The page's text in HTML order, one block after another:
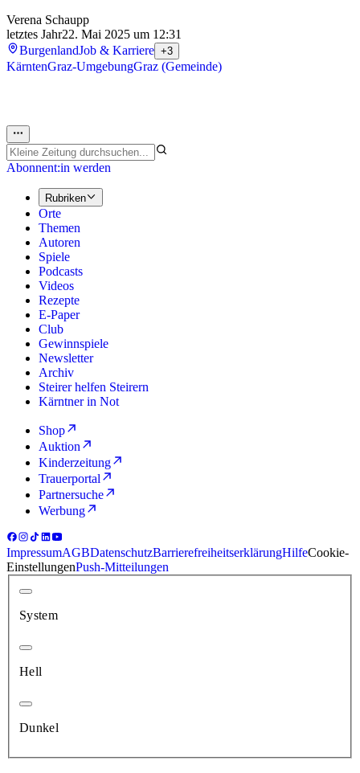
Verena Schaupp
letztes Jahr22. Mai 2025 um 12:31
BurgenlandJob & Karriere +3
KärntenGraz-UmgebungGraz (Gemeinde)
Abonnent:in werden
Rubriken
Orte
Themen
Autoren
Spiele
Podcasts
Videos
Rezepte
E-Paper
Club
Gewinnspiele
Newsletter
Archiv
Steirer helfen Steirern
Kärntner in Not
Shop
Auktion
Kinderzeitung
Trauerportal
Partnersuche
Werbung
ImpressumAGBDatenschutzBarrierefreiheitserklärungHilfeCookie-
EinstellungenPush-Mitteilungen
System
Hell
Dunkel